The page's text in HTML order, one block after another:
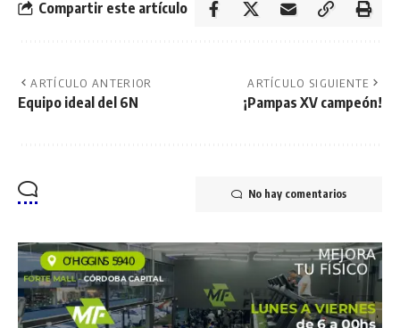
Compartir este artículo
ARTÍCULO ANTERIOR
Equipo ideal del 6N
ARTÍCULO SIGUIENTE
¡Pampas XV campeón!
No hay comentarios